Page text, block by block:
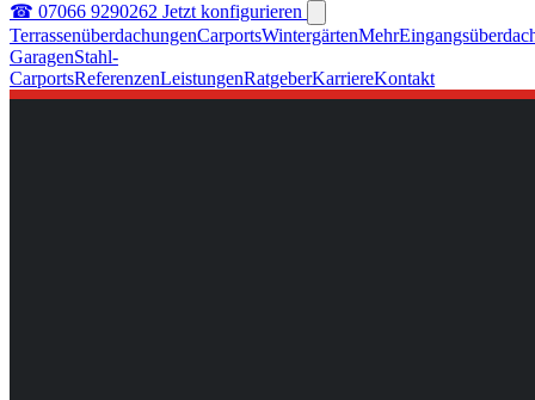
☎ 07066 9290262 Jetzt konfigurieren
TerrassenüberdachungenCarportsWintergärtenMehr
GaragenStahl-
CarportsReferenzenLeistungenRatgeberKarriereKontakt